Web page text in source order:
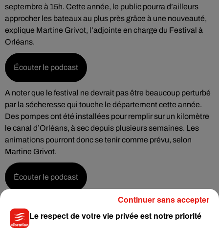
septembre à 15h. Cette année, le public pourra d’ailleurs
approcher les bateaux au plus près grâce à une nouveauté,
explique Martine Grivot, l’adjointe en charge du Festival à
Orléans.
Écouter le podcast
A noter que le festival ne devrait pas être beaucoup perturbé
par la sécheresse qui touche le département cette année.
Des pompes ont été installées pour remplir sur un kilomètre
le canal d’Orléans, à sec depuis plusieurs semaines. Les
animations pourront donc se tenir comme prévu, selon
Martine Grivot.
Écouter le podcast
Deux concerts auront également lieu pendant le festival.
Jeudi, le duo Madame Monsieur, qui avait représenté la
France à l’Eurovision l’année dernière, se produira à 20h.
Le respect de votre vie privée est notre priorité
Continuer sans accepter